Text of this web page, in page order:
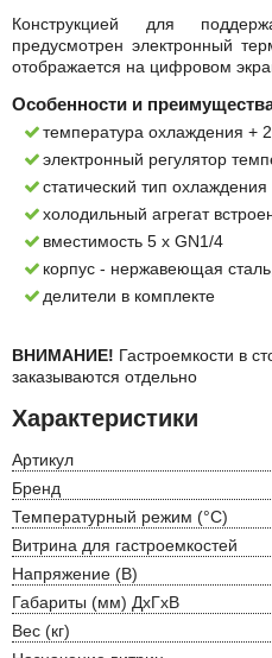
Конструкцией для
предусмотрен электронный
отображается на цифровом
Особенности и
температура охлаждения +
электронный регулятор
статический тип охлаждения
холодильный агрегат
вместимость 5 х GN1/4
корпус - нержавеющая
делители в комплекте
ВНИМАНИЕ! Гастроемкости в
заказываются отдельно
Характеристики
Артикул
Бренд
Температурный режим (°С)
Витрина для гастроемкостей
Напряжение (В)
Габариты (мм) ДхГхВ
Вес (кг)